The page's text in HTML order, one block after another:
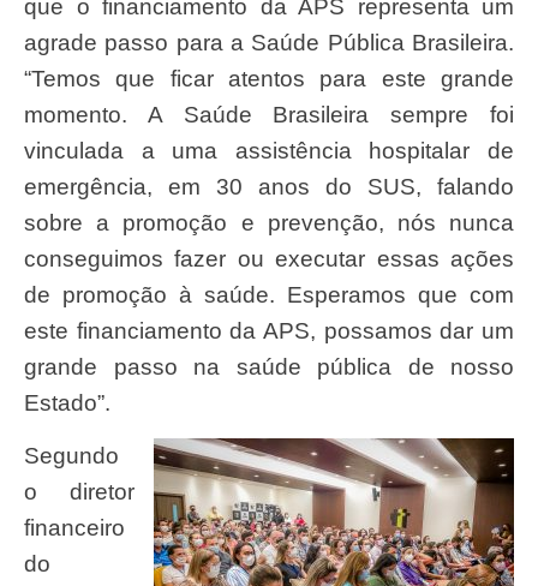
que o financiamento da APS representa um
agrade passo para a Saúde Pública Brasileira.
“Temos que ficar atentos para este grande
momento. A Saúde Brasileira sempre foi
vinculada a uma assistência hospitalar de
emergência, em 30 anos do SUS, falando
sobre a promoção e prevenção, nós nunca
conseguimos fazer ou executar essas ações
de promoção à saúde. Esperamos que com
este financiamento da APS, possamos dar um
grande passo na saúde pública de nosso
Estado”.
Segundo
o diretor
financeiro
do